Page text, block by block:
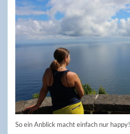
So ein Anblick macht einfach nur happy!